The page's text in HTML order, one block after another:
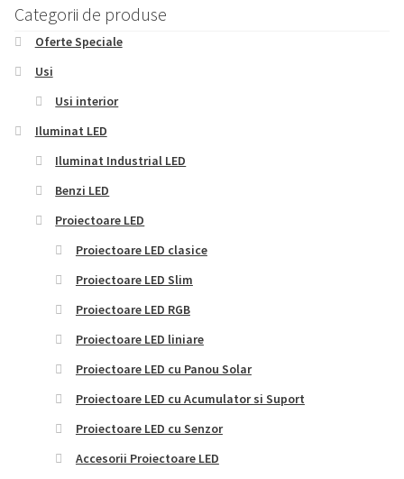
Categorii de produse
Oferte Speciale
Usi
Usi interior
Iluminat LED
Iluminat Industrial LED
Benzi LED
Proiectoare LED
Proiectoare LED clasice
Proiectoare LED Slim
Proiectoare LED RGB
Proiectoare LED liniare
Proiectoare LED cu Panou Solar
Proiectoare LED cu Acumulator si Suport
Proiectoare LED cu Senzor
Accesorii Proiectoare LED